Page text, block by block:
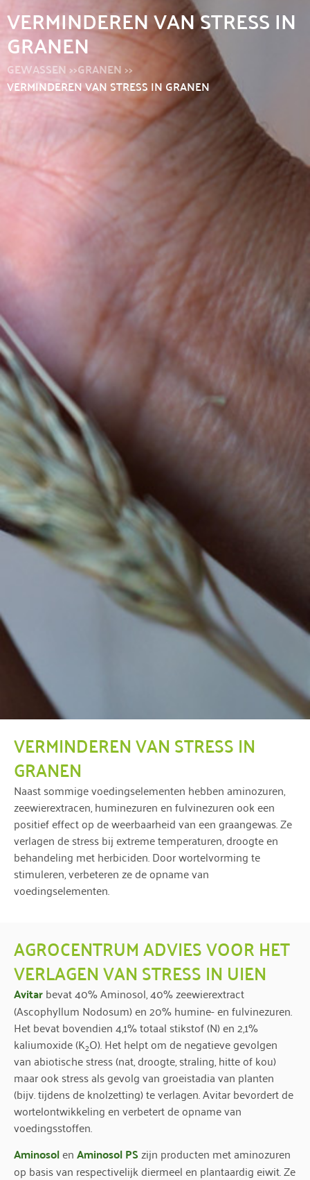
VERMINDEREN VAN STRESS IN
GRANEN
GEWASSEN >>GRANEN >>
VERMINDEREN VAN STRESS IN GRANEN
VERMINDEREN VAN STRESS IN
GRANEN
Naast sommige voedingselementen hebben aminozuren,
zeewierextracen, huminezuren en fulvinezuren ook een
positief effect op de weerbaarheid van een graangewas. Ze
verlagen de stress bij extreme temperaturen, droogte en
behandeling met herbiciden. Door wortelvorming te
stimuleren, verbeteren ze de opname van
voedingselementen.
AGROCENTRUM ADVIES VOOR HET
VERLAGEN VAN STRESS IN UIEN
Avitarbevat 40% Aminosol, 40% zeewierextract
(Ascophyllum Nodosum) en 20% humine- en fulvinezuren.
Het bevat bovendien 4,1% totaal stikstof (N) en 2,1%
kaliumoxide (K2O). Het helpt om de negatieve gevolgen
van abiotische stress (nat, droogte, straling, hitte of kou)
maar ook stress als gevolg van groeistadia van planten
(bijv. tijdens de knolzetting) te verlagen. Avitar bevordert de
wortelontwikkeling en verbetert de opname van
voedingsstoffen.
AminosolenAminosol PSzijn producten met aminozuren
op basis van respectivelijk diermeel en plantaardig eiwit. Ze